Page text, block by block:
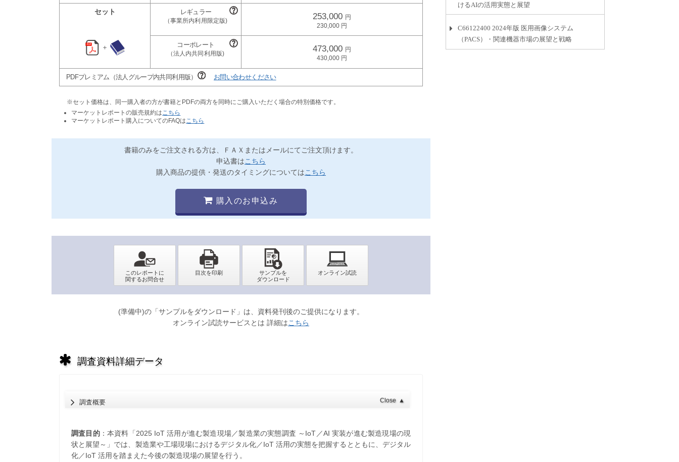
セット 253,000
230,000
＋ 473,000
430,000
PDFプレミアム（法人グループ内共同利用版） お問い合わせください
※セット価格は、同一購入者の方が書籍とPDFの両方を同時にご購入いただく場合の特別価格です。
マーケットレポートの販売規約は こちら
マーケットレポート購入についてのFAQは こちら
書籍のみをご注文される方は、ＦＡＸまたはメールにてご注文頂けます。
申込書はこちら
購入商品の提供・発送のタイミングについてはこちら
購入のお申込み
(準備中)の「サンプルをダウンロード」は、資料発刊後のご提供になります。
オンライン試読サービスとは 詳細はこちら
調査資料詳細データ
調査概要 Close ▲
調査目的：本資料「2025 IoT 活用が進む製造現場／製造業の実態調査 ～IoT／AI 実装が進む製造現場の現
状と展望～」では、製造業や工場現場におけるデジタル化／IoT 活用の実態を把握するとともに、デジタル
化／IoT 活用を踏まえた今後の製造現場の展望を行う。
けるAIの活用実態と展望
C66122400 2024年版 医用画像システム
（PACS）・関連機器市場の展望と戦略